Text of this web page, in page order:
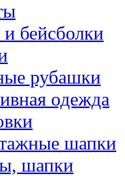
бейсболки
рубашки
одежда
шапки
шапки